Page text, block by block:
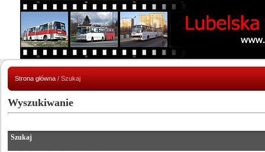
Strona główna / Szukaj
Wyszukiwanie
Szukaj